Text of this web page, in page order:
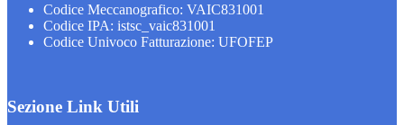
Codice Meccanografico: VAIC831001
Codice IPA: istsc_vaic831001
Codice Univoco Fatturazione: UFOFEP
Sezione Link Utili